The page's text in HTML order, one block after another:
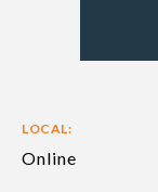
LOCAL:
Online